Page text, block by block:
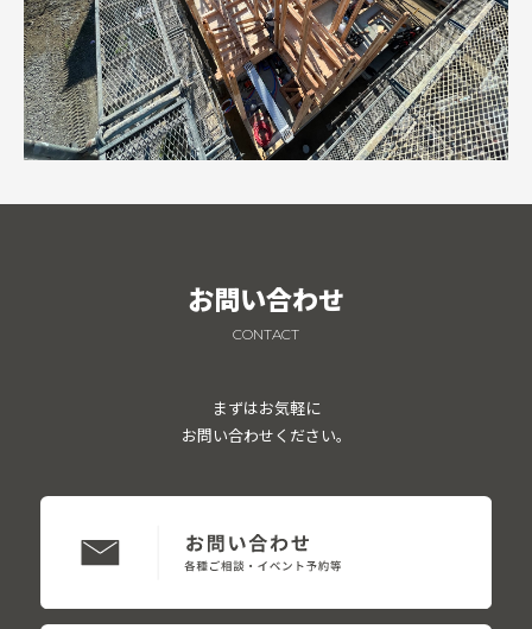
お問い合わせ
CONTACT
まずはお気軽に
お問い合わせください。